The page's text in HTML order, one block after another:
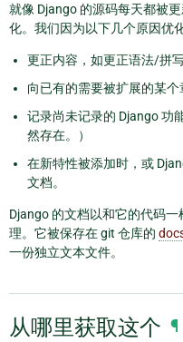
就像 Django 的源码每天都被
化。我们因为以下几个原因优
更正内容，如更正语法/拼写
向已有的需要被扩展的某个
记录尚未记录的 Django 功
然存在。）
在新特性被添加时，或
文档。
Django 的文档以和它的代码
理。它被保存在 git 仓库的
一份独立文本文件。
从哪里获取这个 ¶